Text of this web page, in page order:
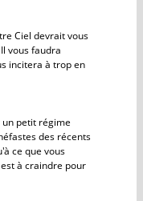
Ciel devrait vous
vous faudra
incitera à trop en
petit régime
des récents
ce que vous
à craindre pour